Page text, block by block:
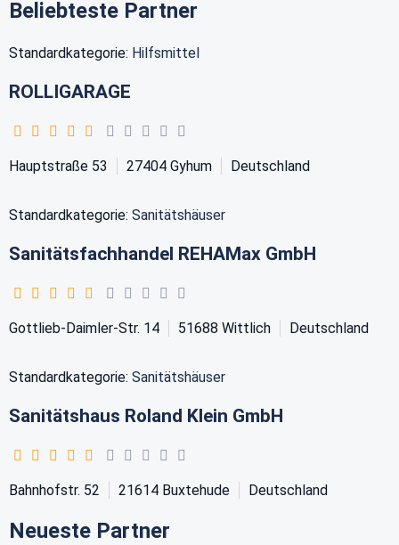
Beliebteste Partner
Standardkategorie: Hilfsmittel
ROLLIGARAGE
Hauptstraße 53 27404 Gyhum Deutschland
Standardkategorie: Sanitätshäuser
Sanitätsfachhandel REHAMax GmbH
Gottlieb-Daimler-Str. 14 51688 Wittlich Deutschland
Standardkategorie: Sanitätshäuser
Sanitätshaus Roland Klein GmbH
Bahnhofstr. 52 21614 Buxtehude Deutschland
Neueste Partner